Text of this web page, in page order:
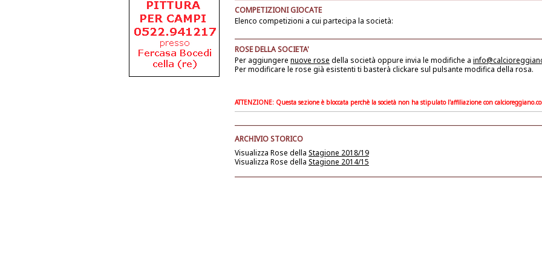
COMPETIZIONI GIOCATE
Elenco competizioni a cui partecipa la società:
ROSE DELLA SOCIETA'
Per aggiungere nuove rose della società oppure invia le modifiche a
Per modificare le rose già esistenti ti basterà clickare sul pulsante modifica della rosa.
ATTENZIONE: Questa sezione è bloccata perchè la società non ha stipulato l'affiliazione con
ARCHIVIO STORICO
Visualizza Rose della Stagione 2018/19
Visualizza Rose della Stagione 2014/15